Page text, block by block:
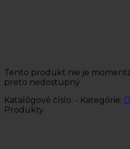
Tento produkt nie je
preto nedostupný.
Katalógové číslo: - Kategórie:
Produkty